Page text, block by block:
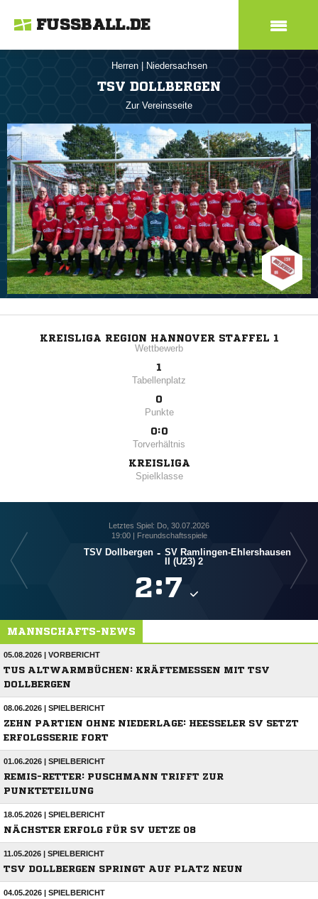
FUSSBALL.DE
Herren Niedersachsen
TSV DOLLBERGEN
Zur Vereinsseite
KREISLIGA REGION HANNOVER STAFFEL 1
Wettbewerb
1
Tabellenplatz
0
Punkte
0:0
Torverhältnis
KREISLIGA
Spielklasse
Letztes Spiel: Do, 30.07.2026
19:00 | Freundschaftsspiele
TSV Dollbergen - SV Ramlingen-Ehlershausen
II (U23) 2
:
MANNSCHAFTS-NEWS
05.08.2026 | VORBERICHT
TUS ALTWARMBÜCHEN: KRÄFTEMESSEN MIT TSV
DOLLBERGEN
08.06.2026 | SPIELBERICHT
ZEHN PARTIEN OHNE NIEDERLAGE: HEESSELER SV SETZT
ERFOLGSSERIE FORT
01.06.2026 | SPIELBERICHT
REMIS-RETTER: PUSCHMANN TRIFFT ZUR
PUNKTETEILUNG
18.05.2026 | SPIELBERICHT
NÄCHSTER ERFOLG FÜR SV UETZE 08
11.05.2026 | SPIELBERICHT
TSV DOLLBERGEN SPRINGT AUF PLATZ NEUN
04.05.2026 | SPIELBERICHT